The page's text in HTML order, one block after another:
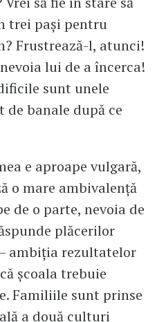
trei pași pentru
Frustrează-l, atunci!
lui de a încerca!
sunt unele
banale după ce
e aproape vulgară,
o mare ambivalență
de o parte, nevoia de
plăcerilor
ambiția rezultatelor
școala trebuie
Familiile sunt prinse
a două culturi